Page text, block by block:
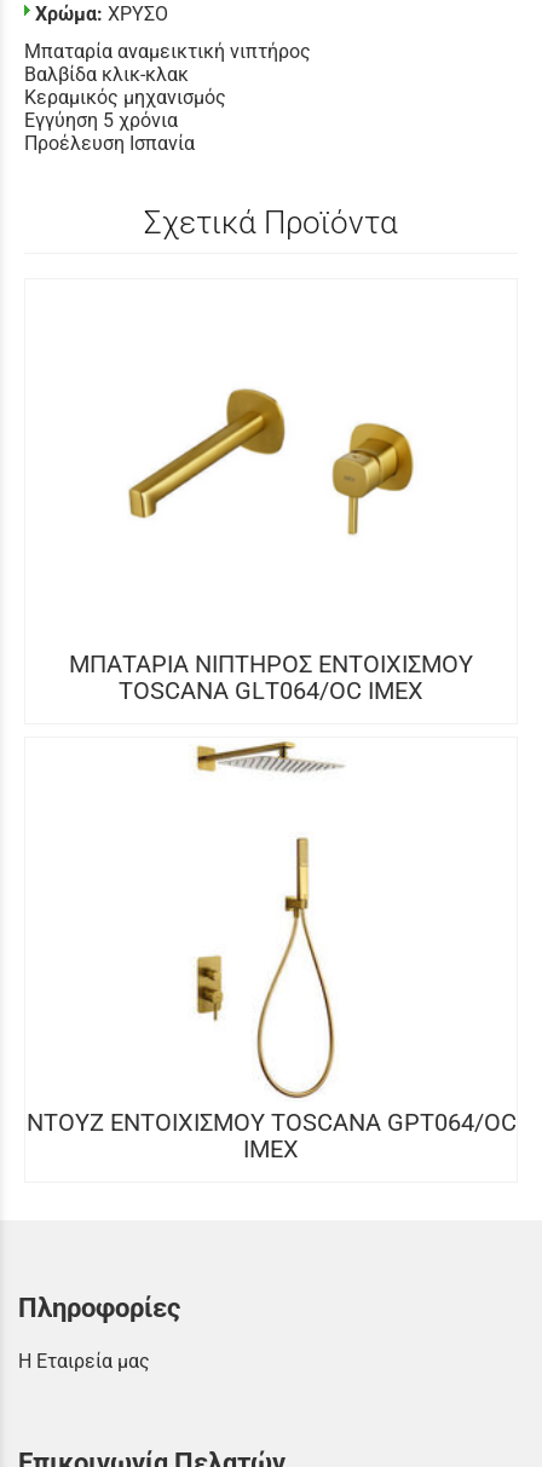
Χρώμα: ΧΡΥΣΟ
Μπαταρία αναμεικτική νιπτήρος
Βαλβίδα κλικ-κλακ
Κεραμικός μηχανισμός
Εγγύηση 5 χρόνια
Προέλευση Ισπανία
Σχετικά Προϊόντα
ΜΠΑΤΑΡΙΑ ΝΙΠΤΗΡΟΣ ΕΝΤΟΙΧΙΣΜΟΥ
TOSCANA GLΤ064/OC IMEX
NTOYZ ΕΝΤOIXIΣΜΟΥ TOSCANA GPT064/OC
IMEX
Πληροφορίες
Η Εταιρεία μας